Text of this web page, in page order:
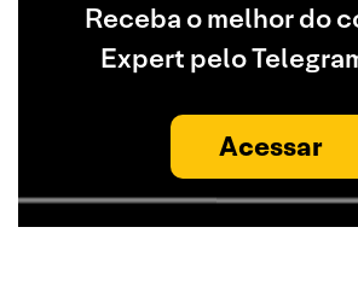
Receba o melhor do
Expert pelo
Acessar